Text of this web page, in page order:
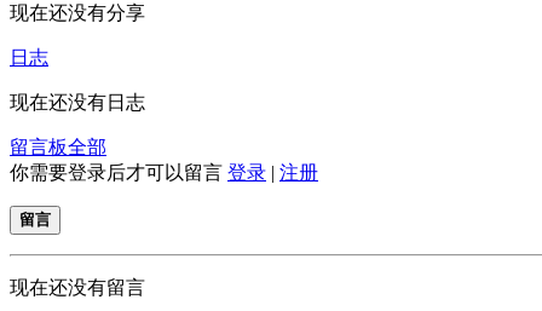
现在还没有分享
日志
现在还没有日志
留言板全部
你需要登录后才可以留言 登录 | 注册
留言
现在还没有留言